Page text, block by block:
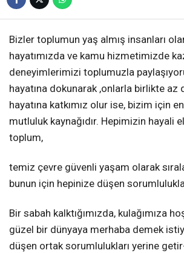
Bizler toplumun yaş almış insanları
hayatımızda ve kamu hizmetimizde
deneyimlerimizi toplumuzla
hayatına dokunarak ,onlarla birlikte az
hayatına katkımız olur ise, bizim için
mutluluk kaynağıdır. Hepimizin hayali
toplum,
temiz çevre güvenli yaşam olarak
bunun için hepinize düşen
Bir sabah kalktığımızda, kulağımıza
güzel bir dünyaya merhaba demek
düşen ortak sorumlulukları yerine